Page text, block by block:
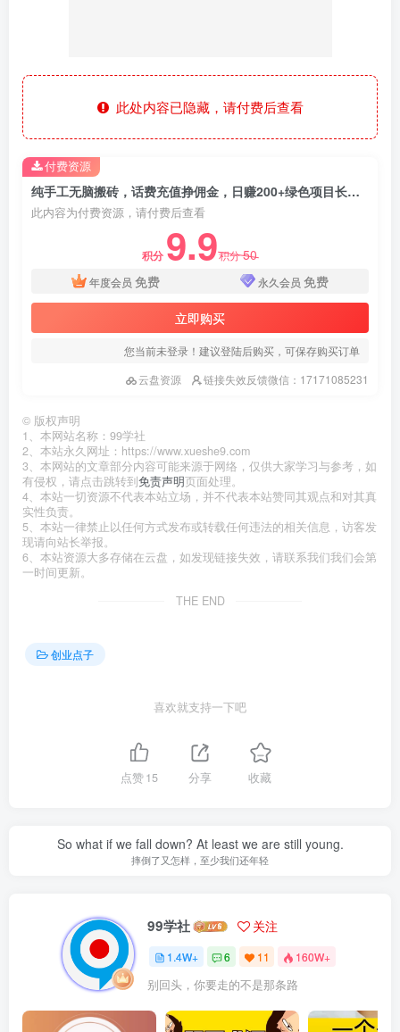
此处内容已隐藏，请付费后查看
纯手工无脑搬砖，话费充值挣佣金，日赚200+绿色项目长期稳定
此内容为付费资源，请付费后查看
积分 9.9积分50
年度会员 免费 永久会员 免费
立即购买
您当前未登录！建议登陆后购买，可保存购买订单
云盘资源
链接失效反馈微信：17171085231
付费资源
© 版权声明
1、本网站名称：99学社
2、本站永久网址：https://www.xueshe9.com
3、本网站的文章部分内容可能来源于网络，仅供大家学习与参考，如
有侵权，请点击跳转到免责声明页面处理。
4、本站一切资源不代表本站立场，并不代表本站赞同其观点和对其真
实性负责。
5、本站一律禁止以任何方式发布或转载任何违法的相关信息，访客发
现请向站长举报。
6、本站资源大多存储在云盘，如发现链接失效，请联系我们我们会第
一时间更新。
THE END
创业点子
喜欢就支持一下吧
点赞15 分享 收藏
So what if we fall down? At least we are still young.
摔倒了又怎样，至少我们还年轻
99学社 关注
1.4W+ 6 11 160W+
别回头，你要走的不是那条路